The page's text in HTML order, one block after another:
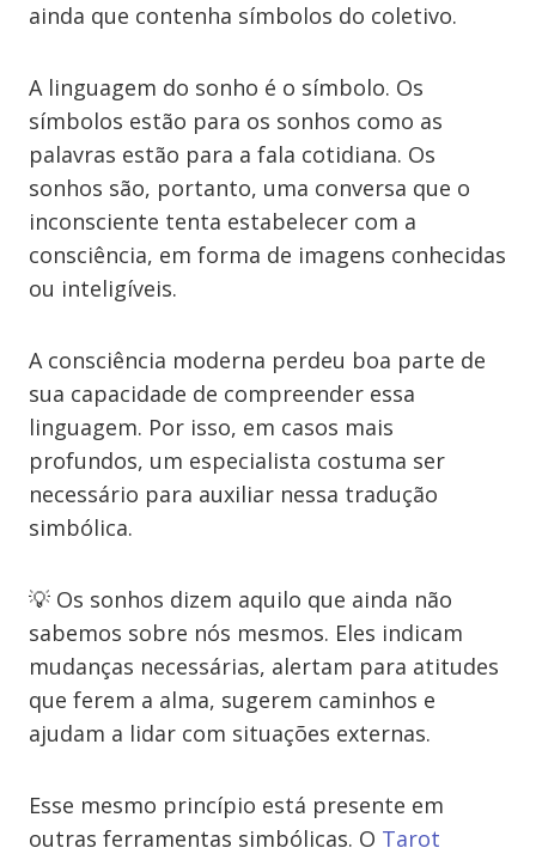
ainda que contenha símbolos do coletivo.
A linguagem do sonho é o símbolo. Os
símbolos estão para os sonhos como as
palavras estão para a fala cotidiana. Os
sonhos são, portanto, uma conversa que o
inconsciente tenta estabelecer com a
consciência, em forma de imagens conhecidas
ou inteligíveis.
A consciência moderna perdeu boa parte de
sua capacidade de compreender essa
linguagem. Por isso, em casos mais
profundos, um especialista costuma ser
necessário para auxiliar nessa tradução
simbólica.
💡 Os sonhos dizem aquilo que ainda não
sabemos sobre nós mesmos. Eles indicam
mudanças necessárias, alertam para atitudes
que ferem a alma, sugerem caminhos e
ajudam a lidar com situações externas.
Esse mesmo princípio está presente em
outras ferramentas simbólicas. O Tarot